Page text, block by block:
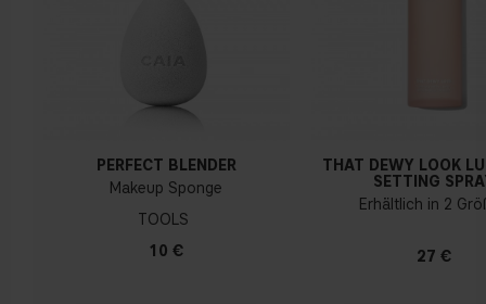
PERFECT BLENDER
Makeup Sponge
TOOLS
10 €
THAT DEWY LOOK
SETTING
Erhältlich in 2
27 €